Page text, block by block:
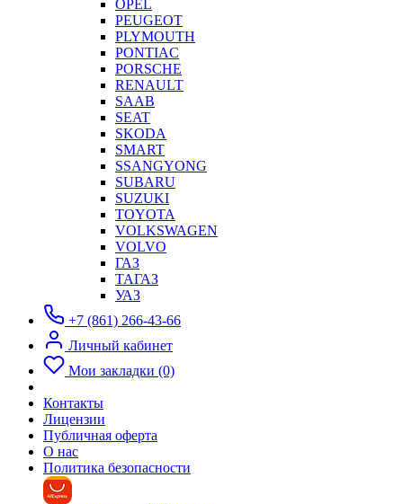
OPEL
PEUGEOT
PLYMOUTH
PONTIAC
PORSCHE
RENAULT
SAAB
SEAT
SKODA
SMART
SSANGYONG
SUBARU
SUZUKI
TOYOTA
VOLKSWAGEN
VOLVO
ГАЗ
ТАГАЗ
УАЗ
+7 (861) 266-43-66
Личный кабинет
Мои закладки (0)
Контакты
Лицензии
Публичная оферта
О нас
Политика безопасности